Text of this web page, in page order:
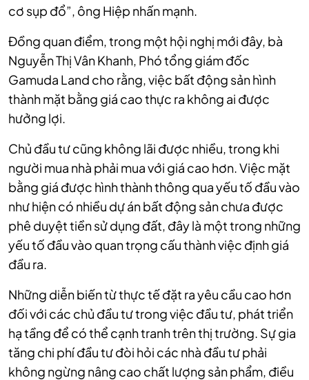
cơ sụp đổ”, ông Hiệp nhấn mạnh.
Đồng quan điểm, trong một hội nghị mới đây, bà
Nguyễn Thị Vân Khanh, Phó tổng giám đốc
Gamuda Land cho rằng, việc bất động sản hình
thành mặt bằng giá cao thực ra không ai được
hưởng lợi.
Chủ đầu tư cũng không lãi được nhiều, trong khi
người mua nhà phải mua với giá cao hơn. Việc mặt
bằng giá được hình thành thông qua yếu tố đầu vào
như hiện có nhiều dự án bất động sản chưa được
phê duyệt tiền sử dụng đất, đây là một trong những
yếu tố đầu vào quan trọng cấu thành việc định giá
đầu ra.
Những diễn biến từ thực tế đặt ra yêu cầu cao hơn
đối với các chủ đầu tư trong việc đầu tư, phát triển
hạ tầng để có thể cạnh tranh trên thị trường. Sự gia
tăng chi phí đầu tư đòi hỏi các nhà đầu tư phải
không ngừng nâng cao chất lượng sản phẩm, điều